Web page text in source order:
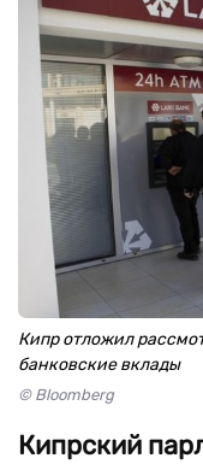
Кипр отложил
банковские вклады
© Bloomberg
Кипрский